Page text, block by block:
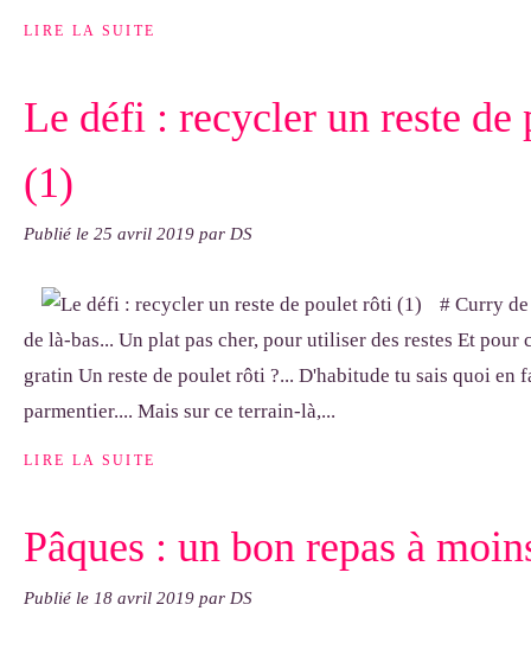
LIRE LA SUITE
Le défi : recycler un reste de
(1)
Publié le 25 avril 2019 par DS
# Curry
de là-bas... Un plat pas cher, pour utiliser des restes Et pour
gratin Un reste de poulet rôti ?... D'habitude tu sais quoi en
parmentier.... Mais sur ce terrain-là,...
LIRE LA SUITE
Pâques : un bon repas à
Publié le 18 avril 2019 par DS